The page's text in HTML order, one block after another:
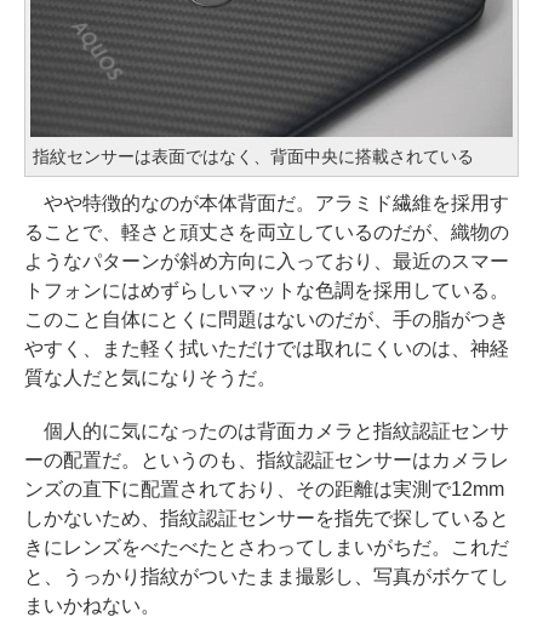
指紋センサーは表面ではなく、背面中央に搭載されている
やや特徴的なのが本体背面だ。アラミド繊維を採用す
ることで、軽さと頑丈さを両立しているのだが、織物の
ようなパターンが斜め方向に入っており、最近のスマー
トフォンにはめずらしいマットな色調を採用している。
このこと自体にとくに問題はないのだが、手の脂がつき
やすく、また軽く拭いただけでは取れにくいのは、神経
質な人だと気になりそうだ。
個人的に気になったのは背面カメラと指紋認証センサ
ーの配置だ。というのも、指紋認証センサーはカメラレ
ンズの直下に配置されており、その距離は実測で12mm
しかないため、指紋認証センサーを指先で探していると
きにレンズをべたべたとさわってしまいがちだ。これだ
と、うっかり指紋がついたまま撮影し、写真がボケてし
まいかねない。